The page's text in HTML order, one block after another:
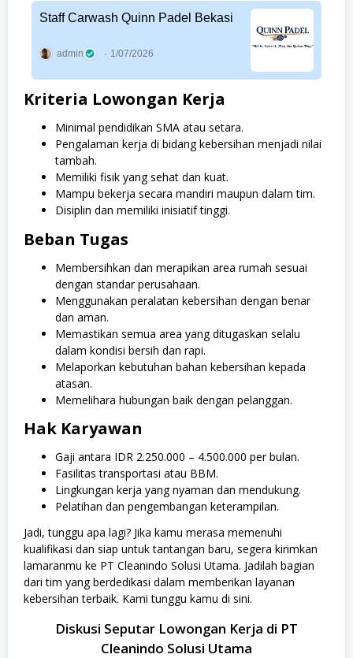
Staff Carwash Quinn Padel Bekasi
admin 1/07/2026
Kriteria Lowongan Kerja
Minimal pendidikan SMA atau setara.
Pengalaman kerja di bidang kebersihan menjadi nilai
tambah.
Memiliki fisik yang sehat dan kuat.
Mampu bekerja secara mandiri maupun dalam tim.
Disiplin dan memiliki inisiatif tinggi.
Beban Tugas
Membersihkan dan merapikan area rumah sesuai
dengan standar perusahaan.
Menggunakan peralatan kebersihan dengan benar
dan aman.
Memastikan semua area yang ditugaskan selalu
dalam kondisi bersih dan rapi.
Melaporkan kebutuhan bahan kebersihan kepada
atasan.
Memelihara hubungan baik dengan pelanggan.
Hak Karyawan
Gaji antara IDR 2.250.000 – 4.500.000 per bulan.
Fasilitas transportasi atau BBM.
Lingkungan kerja yang nyaman dan mendukung.
Pelatihan dan pengembangan keterampilan.
Jadi, tunggu apa lagi? Jika kamu merasa memenuhi
kualifikasi dan siap untuk tantangan baru, segera kirimkan
lamaranmu ke PT Cleanindo Solusi Utama. Jadilah bagian
dari tim yang berdedikasi dalam memberikan layanan
kebersihan terbaik. Kami tunggu kamu di sini.
Diskusi Seputar Lowongan Kerja di PT
Cleanindo Solusi Utama